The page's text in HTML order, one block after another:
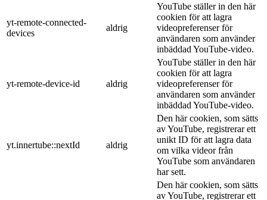
yt-remote-connected-
devices
aldrig
YouTube ställer in den här
cookien för att lagra
videopreferenser för
användaren som använder
inbäddad YouTube-video.
yt-remote-device-id aldrig
YouTube ställer in den här
cookien för att lagra
videopreferenser för
användaren som använder
inbäddad YouTube-video.
yt.innertube::nextId aldrig
Den här cookien, som sätts
av YouTube, registrerar ett
unikt ID för att lagra data
om vilka videor från
YouTube som användaren
har sett.
Den här cookien, som sätts
av YouTube, registrerar ett